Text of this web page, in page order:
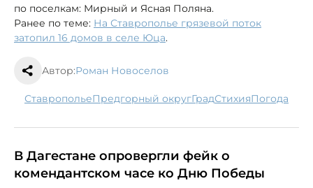
по поселкам: Мирный и Ясная Поляна.
Ранее по теме: На Ставрополье грязевой поток
затопил 16 домов в селе Юца.
Автор:Роман Новоселов
Ставрополье Предгорный округ град стихия погода
В Дагестане опровергли фейк о
комендантском часе ко Дню Победы